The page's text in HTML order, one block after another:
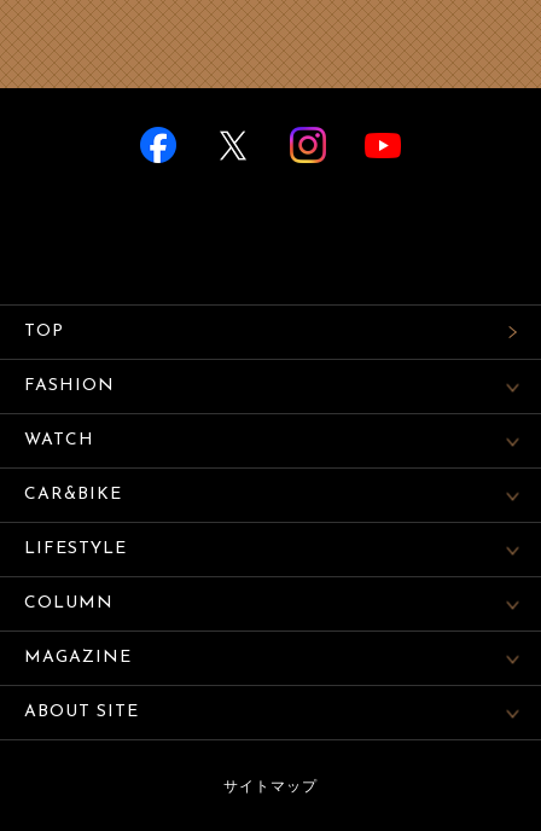
TOP
FASHION
WATCH
CAR&BIKE
LIFESTYLE
COLUMN
MAGAZINE
ABOUT SITE
サイトマップ